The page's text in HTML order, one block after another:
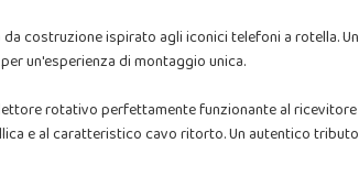
costruzione ispirato agli iconici telefoni a rotella. Un
un'esperienza di montaggio unica.
rotativo perfettamente funzionante al ricevitore
e al caratteristico cavo ritorto. Un autentico tributo